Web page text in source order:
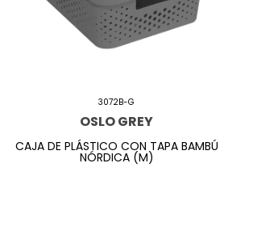
3072B-G
OSLO GREY
CAJA DE PLÁSTICO CON TAPA BAMBÚ
NÓRDICA (M)